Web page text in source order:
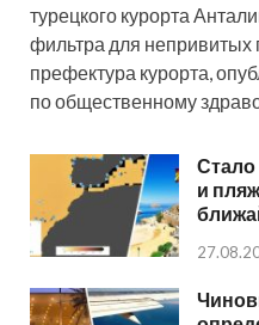
турецкого курорта
фильтра для непривитых
префектура курорта,
по общественному
Стало
и